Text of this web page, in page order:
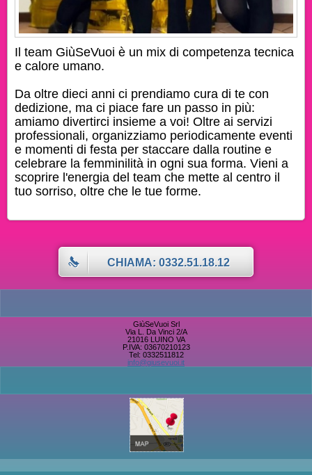
Il team GiùSeVuoi è un mix di competenza tecnica
e calore umano.
Da oltre dieci anni ci prendiamo cura di te con
dedizione, ma ci piace fare un passo in più:
amiamo divertirci insieme a voi! Oltre ai servizi
professionali, organizziamo periodicamente eventi
e momenti di festa per staccare dalla routine e
celebrare la femminilità in ogni sua forma. Vieni a
scoprire l'energia del team che mette al centro il
tuo sorriso, oltre che le tue forme.
CHIAMA: 0332.51.18.12
GiùSeVuoi Srl
Via L. Da Vinci 2/A
21016 LUINO VA
P.IVA: 03670210123
Tel: 0332511812
info@giusevuoi.it